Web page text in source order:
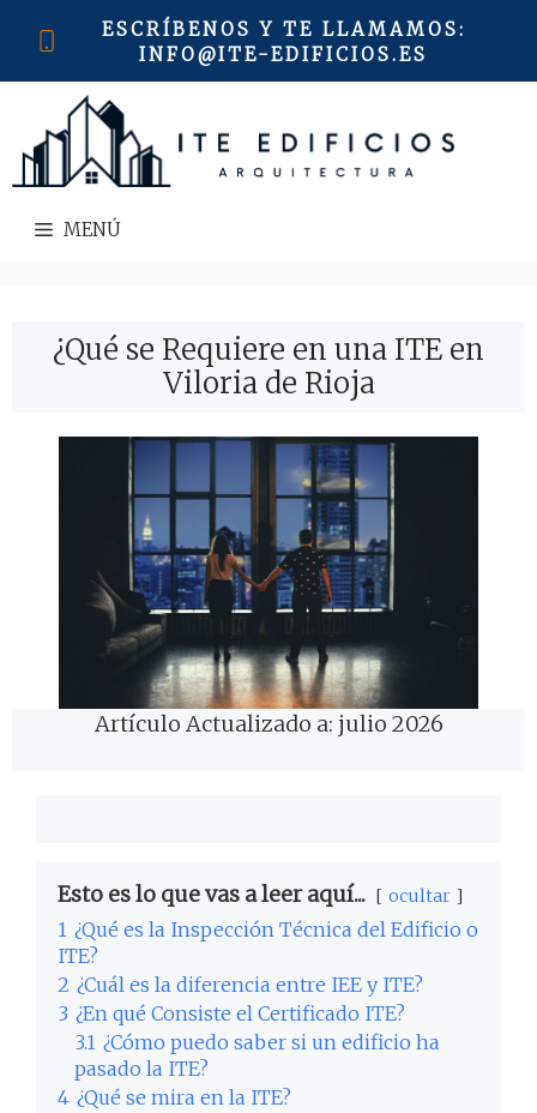
ESCRÍBENOS Y TE LLAMAMOS:
INFO@ITE-EDIFICIOS.ES
MENÚ
¿Qué se Requiere en una ITE en
Viloria de Rioja
Artículo Actualizado a: julio 2026
Esto es lo que vas a leer aquí... ocultar
1 ¿Qué es la Inspección Técnica del Edificio o
ITE?
2 ¿Cuál es la diferencia entre IEE y ITE?
3 ¿En qué Consiste el Certificado ITE?
3.1 ¿Cómo puedo saber si un edificio ha
pasado la ITE?
4 ¿Qué se mira en la ITE?